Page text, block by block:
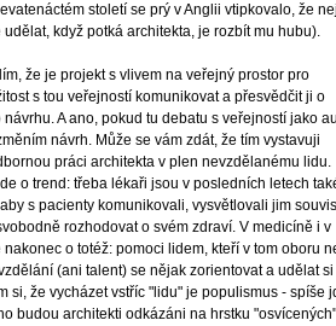
století se prý v Anglii vtipkovalo, že
udělat, když potká architekta, je rozbít mu hubu).
že je projekt s vlivem na veřejný prostor pro
s tou veřejností komunikovat a přesvědčit ji o
návrhu. A ano, pokud tu debatu s veřejností jako
návrh. Může se vám zdát, že tím vystavuji
práci architekta v plen nevzdělanému lidu.
o trend: třeba lékaři jsou v posledních letech
s pacienty komunikovali, vysvětlovali jim
rozhodovat o svém zdraví. V medicíně i v
o totéž: pomoci lidem, kteří v tom oboru
(ani talent) se nějak zorientovat a udělat si
si, že vycházet vstříc "lidu" je populismus - spíše
budou architekti odkázáni na hrstku "osvícených"